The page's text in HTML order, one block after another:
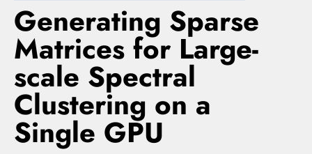
Generating Sparse
Matrices for Large-
scale Spectral
Clustering on a
Single GPU